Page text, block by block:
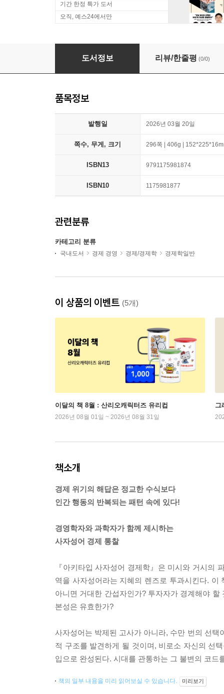
기간 한정 특가 도서
오직, 예스24에서만
아키타입(Archetype) 사자성어 경제학
도서정보 리뷰/한줄평 (0/0)
품목정보
발행일 2026년 03월 20일
쪽수, 무게, 크기 296쪽 | 406g |
ISBN13 9791175981874
ISBN10 1175981877
관련분류
카테고리 분류
국내도서 경제 경영 경제/경제학 경제학일반
이 상품의 이벤트 (5개)
이달의 책 8월 : 산리오캐릭터즈 유리컵
2026년 08월 01일 ~ 2026년 08월 31일
그
책소개
경제 위기의 해답은 정교한 수식보다
인간 행동의 반복되는 패턴 속에 있다!
경영학자와 과학자가 함께 제시하는
사자성어 경제 통찰
『아키타입 사자성어 경제학』은 미시와 거시의
역을 사자성어라는 지혜의 렌즈로 투과시킨다.
아니면 거대한 간섭자인가? 투자자가 경계해야
본성은 유효한가?
사자성어는 박제된 고사가 아니라, 수만 번의 선택
적 구조를 발견하게 될 것이며, 비로소 자신의 선
입으로 완성된다. 시대를 관통하는 그 불변의 코드
책의 일부 내용을 미리 읽어보실 수 있습니다. 미리보기